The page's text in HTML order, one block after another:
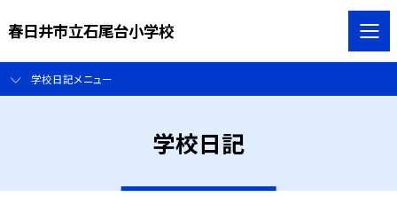
春日井市立石尾台小学校
学校日記メニュー
学校日記